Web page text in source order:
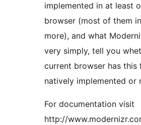
implemented in at least
browser (most of them
more), and what
very simply, tell you
current browser has this
natively implemented or
For documentation visit
http://